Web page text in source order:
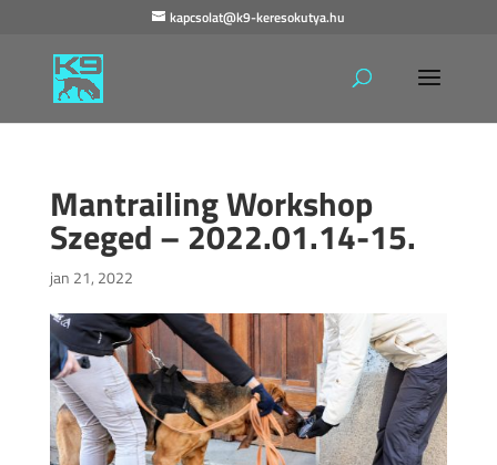
kapcsolat@k9-keresokutya.hu
Mantrailing Workshop
Szeged – 2022.01.14-15.
jan 21, 2022